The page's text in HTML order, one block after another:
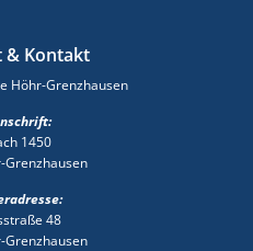
& Kontakt
Höhr-Grenzhausen
1450
Grenzhausen
48
Grenzhausen